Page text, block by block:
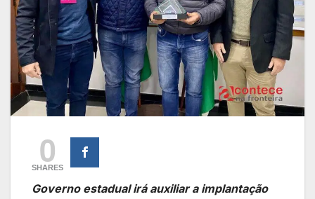
0
SHARES
Governo estadual irá auxiliar a implantação